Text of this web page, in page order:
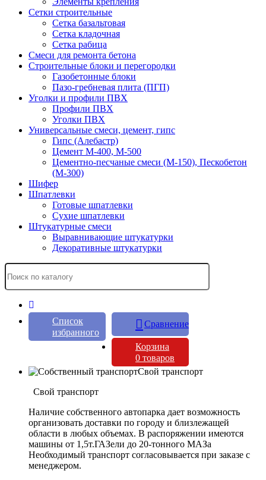
Сетки строительные
Сетка базальтовая
Сетка кладочная
Сетка рабица
Смеси для ремонта бетона
Строительные блоки и перегородки
Газобетонные блоки
Пазо-гребневая плита (ПГП)
Уголки и профили ПВХ
Профили ПВХ
Уголки ПВХ
Универсальные смеси, цемент, гипс
Гипс (Алебастр)
Цемент М-400, М-500
Цементно-песчаные смеси (М-150), Пескобетон
(М-300)
Шифер
Шпатлевки
Готовые шпатлевки
Сухие шпатлевки
Штукатурные смеси
Выравнивающие штукатурки
Декоративные штукатурки
Cписок
избранного
Сравнение
Корзина
0 товаров
Свой транспорт
Свой транспорт
Наличие собственного автопарка дает возможность
организовать доставки по городу и близлежащей
области в любых объемах. В распоряжении имеются
машины от 1,5т.ГАЗели до 20-тонного МАЗа
Необходимый транспорт согласовывается при заказе с
менеджером.